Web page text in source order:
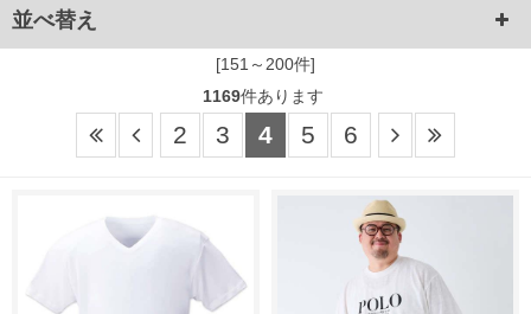
並べ替え
[151～200件]
1169件あります
2 3 4 5 6